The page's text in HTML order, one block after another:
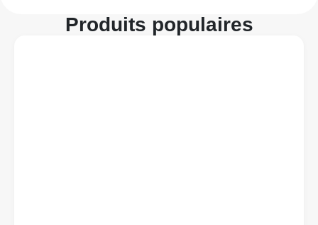
Produits populaires